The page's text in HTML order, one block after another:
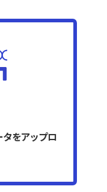
をアップロ